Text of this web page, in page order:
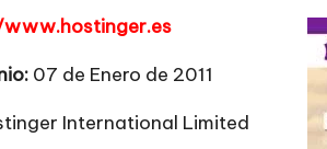
07 de Enero de 2011
International Limited